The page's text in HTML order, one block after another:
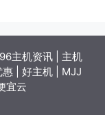
主机资讯| 主机
惠| 好主机| MJJ
宜云